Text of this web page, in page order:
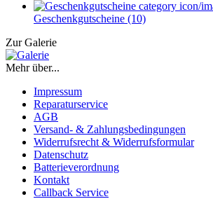
Geschenkgutscheine (10)
Zur Galerie
Mehr über...
Impressum
Reparaturservice
AGB
Versand- & Zahlungsbedingungen
Widerrufsrecht & Widerrufsformular
Datenschutz
Batterieverordnung
Kontakt
Callback Service